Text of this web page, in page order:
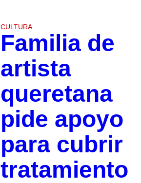
CULTURA
Familia de
artista
queretana
pide apoyo
para cubrir
tratamiento